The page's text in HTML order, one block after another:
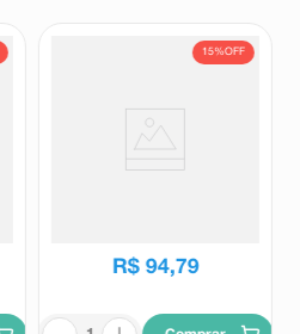
15%OFF
R$ 94,79